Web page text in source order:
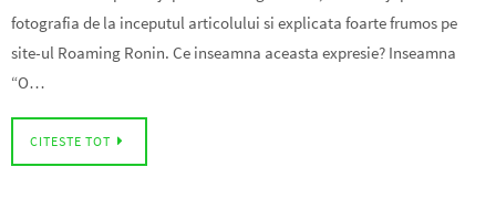
fotografia de la inceputul articolului si explicata foarte frumos pe
site-ul Roaming Ronin. Ce inseamna aceasta expresie? Inseamna
“O…
CITESTE TOT